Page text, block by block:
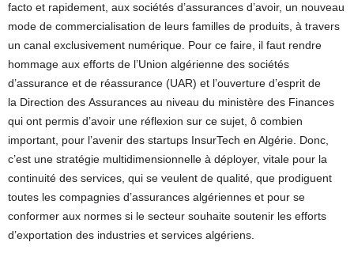
facto et rapidement, aux sociétés d’assurances d’avoir, un nouveau
mode de commercialisation de leurs familles de produits, à travers
un canal exclusivement numérique. Pour ce faire, il faut rendre
hommage aux efforts de l’Union algérienne des sociétés
d’assurance et de réassurance (UAR) et l’ouverture d’esprit de
la Direction des Assurances au niveau du ministère des Finances
qui ont permis d’avoir une réflexion sur ce sujet, ô combien
important, pour l’avenir des startups InsurTech en Algérie. Donc,
c’est une stratégie multidimensionnelle à déployer, vitale pour la
continuité des services, qui se veulent de qualité, que prodiguent
toutes les compagnies d’assurances algériennes et pour se
conformer aux normes si le secteur souhaite soutenir les efforts
d’exportation des industries et services algériens.